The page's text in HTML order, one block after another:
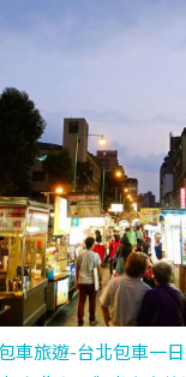
車旅遊-台北包車一